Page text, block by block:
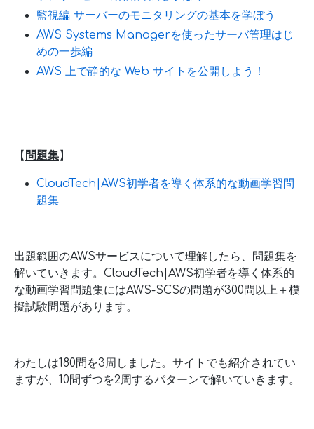
監視編 サーバーのモニタリングの基本を学ぼう
AWS Systems Managerを使ったサーバ管理はじ
めの一歩編
AWS 上で静的な Web サイトを公開しよう！
【 問題集】
CloudTech|AWS初学者を導く体系的な動画学習問
題集
出題範囲のAWSサービスについて理解したら、問題集を
解いていきます。CloudTech|AWS初学者を導く体系的
な動画学習問題集にはAWS-SCSの問題が300問以上＋模
擬試験問題があります。
わたしは180問を3周しました。サイトでも紹介されてい
ますが、10問ずつを2周するパターンで解いていきます。